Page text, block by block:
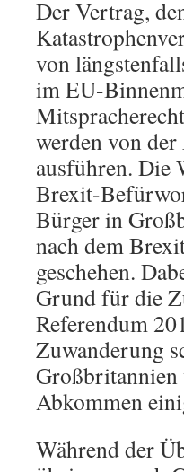
Der Vertrag,
von
im EU-
werden von
ausführen. Die
Brexit-
Bürger in
nach dem
geschehen.
Grund für die
Referendum
Zuwanderung
Großbritannien
Abkommen
Während der